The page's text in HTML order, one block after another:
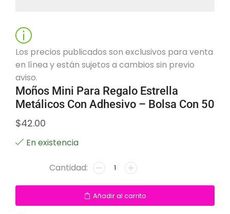
Los precios publicados son exclusivos para venta
en línea y están sujetos a cambios sin previo
aviso.
Moños Mini Para Regalo Estrella
Metálicos Con Adhesivo – Bolsa Con 50
$42.00
En existencia
Añadir al carrito